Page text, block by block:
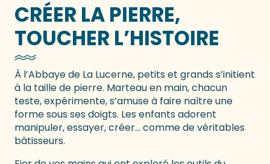
CRÉER LA PIERRE,
TOUCHER L’HISTOIRE
À l’Abbaye de La Lucerne, petits et grands s’initient
à la taille de pierre. Marteau en main, chacun
teste, expérimente, s’amuse à faire naître une
forme sous ses doigts. Les enfants adorent
manipuler, essayer, créer… comme de véritables
bâtisseurs.